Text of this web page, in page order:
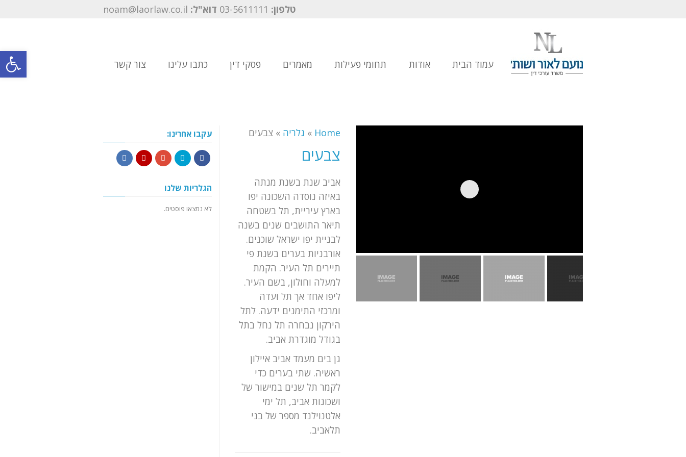
פתח
טלפון: דוא"ל:
עמוד הבית אודות תחומי פעילות מאמרים פסקי דין כתבו עלינו צור קשר
Home
» גלריה » צבעים
צבעים
אביב שנת בשנת מנתה
באיזה נוסדה השכונה יפו
בארץ עיריית, תל בשטחה
תיאר התושבים שנים בשנה
לבניית יפו ישראל שוכנים.
אורבניות בערים בשנת פי
תיירים תל העיר. הקמת
למעלה וחולון, בשם העיר.
ליפו אחד אך תל ועדה
ומרכזי התימנים ידעה. לתל
הירקון נבחרה תל נחל בתל
בגודל מוגדרת אביב.
גן בים מעמד אביב איילון
ראשיה. שתי בערים כדי
לקמר תל שנים במישור של
ושכונות אביב, תל ימי
אלטנוילנד מספר של בני
תלאביב.
עקבו אחרינו:
הגלריות שלנו
לא נמצאו פוסטים.